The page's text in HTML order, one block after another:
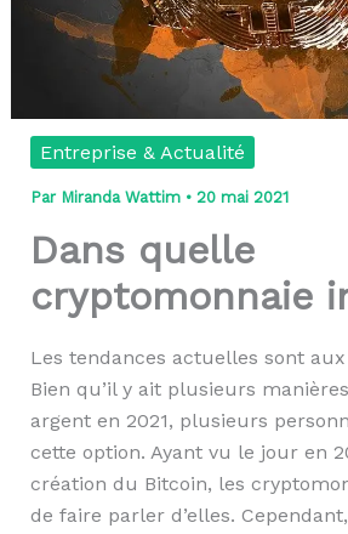
Entreprise & Actualité
Par Miranda Wattim • 20 mai 2021
Dans quelle
cryptomonnaie
Les tendances actuelles sont
Bien qu’il y ait plusieurs
argent en 2021, plusieurs
cette option. Ayant vu le jour en
création du Bitcoin, les
de faire parler d’elles.